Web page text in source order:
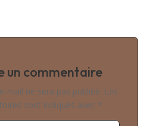
un commentaire
mail ne sera pas publiée. Les
sont indiqués avec *